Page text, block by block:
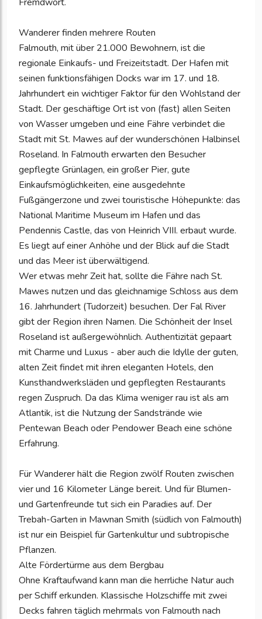
Wanderer finden mehrere Routen
Falmouth, mit über 21.000 Bewohnern, ist die
regionale Einkaufs- und Freizeitstadt. Der Hafen mit
seinen funktionsfähigen Docks war im 17. und 18.
Jahrhundert ein wichtiger Faktor für den Wohlstand der
Stadt. Der geschäftige Ort ist von (fast) allen Seiten
von Wasser umgeben und eine Fähre verbindet die
Stadt mit St. Mawes auf der wunderschönen Halbinsel
Roseland. In Falmouth erwarten den Besucher
gepflegte Grünlagen, ein großer Pier, gute
Einkaufsmöglichkeiten, eine ausgedehnte
Fußgängerzone und zwei touristische Höhepunkte: das
National Maritime Museum im Hafen und das
Pendennis Castle, das von Heinrich VIII. erbaut wurde.
Es liegt auf einer Anhöhe und der Blick auf die Stadt
und das Meer ist überwältigend.
Wer etwas mehr Zeit hat, sollte die Fähre nach St.
Mawes nutzen und das gleichnamige Schloss aus dem
16. Jahrhundert (Tudorzeit) besuchen. Der Fal River
gibt der Region ihren Namen. Die Schönheit der Insel
Roseland ist außergewöhnlich. Authentizität gepaart
mit Charme und Luxus - aber auch die Idylle der guten,
alten Zeit findet mit ihren eleganten Hotels, den
Kunsthandwerksläden und gepflegten Restaurants
regen Zuspruch. Da das Klima weniger rau ist als am
Atlantik, ist die Nutzung der Sandstrände wie
Pentewan Beach oder Pendower Beach eine schöne
Erfahrung.
Für Wanderer hält die Region zwölf Routen zwischen
vier und 16 Kilometer Länge bereit. Und für Blumen-
und Gartenfreunde tut sich ein Paradies auf. Der
Trebah-Garten in Mawnan Smith (südlich von Falmouth)
ist nur ein Beispiel für Gartenkultur und subtropische
Pflanzen.
Alte Fördertürme aus dem Bergbau
Ohne Kraftaufwand kann man die herrliche Natur auch
per Schiff erkunden. Klassische Holzschiffe mit zwei
Decks fahren täglich mehrmals von Falmouth nach